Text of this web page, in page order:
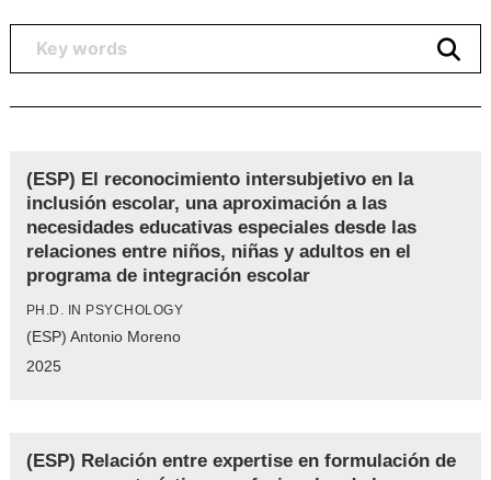
(ESP) El reconocimiento intersubjetivo en la
inclusión escolar, una aproximación a las
necesidades educativas especiales desde las
relaciones entre niños, niñas y adultos en el
programa de integración escolar
PH.D. IN PSYCHOLOGY
(ESP) Antonio Moreno
2025
(ESP) Relación entre expertise en formulación de